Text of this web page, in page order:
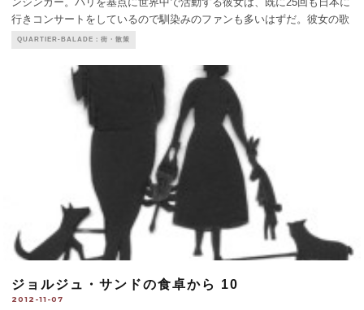
ンシンガー。パリを基点に世界中で活動する彼女は、既に25回も日本に
行きコンサートをしているので馴染みのファンも多いはずだ。彼女の歌
うボサノヴァやジャズにはフレンチタッチが感じられ、ちょっとお洒落
QUARTIER-BALADE：街・散策
ジョルジュ・サンドの食卓から 10
2012-11-07